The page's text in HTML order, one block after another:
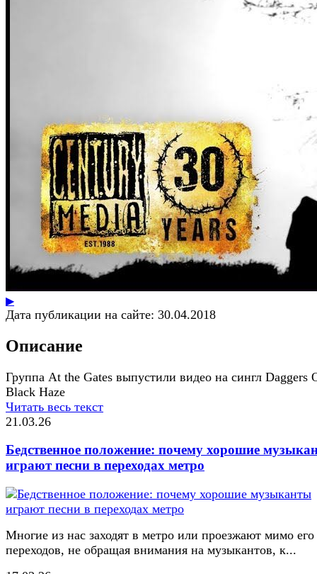
▶
Дата публикации на сайте: 30.04.2018
Описание
Группа At the Gates выпустили видео на сингл Daggers
Black Haze
Читать весь текст
21.03.26
Бедственное положение: почему хорошие
играют песни в переходах метро
Многие из нас заходят в метро или проезжают мимо его
переходов, не обращая внимания на музыкантов, к...